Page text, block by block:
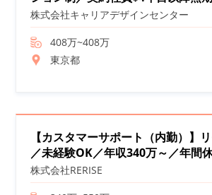
株式会社キャリアデザインセンター
408万~408万
東京都
【カスタマーサポート（内勤）】
／未経験OK／年収340万～／年間
株式会社RERISE